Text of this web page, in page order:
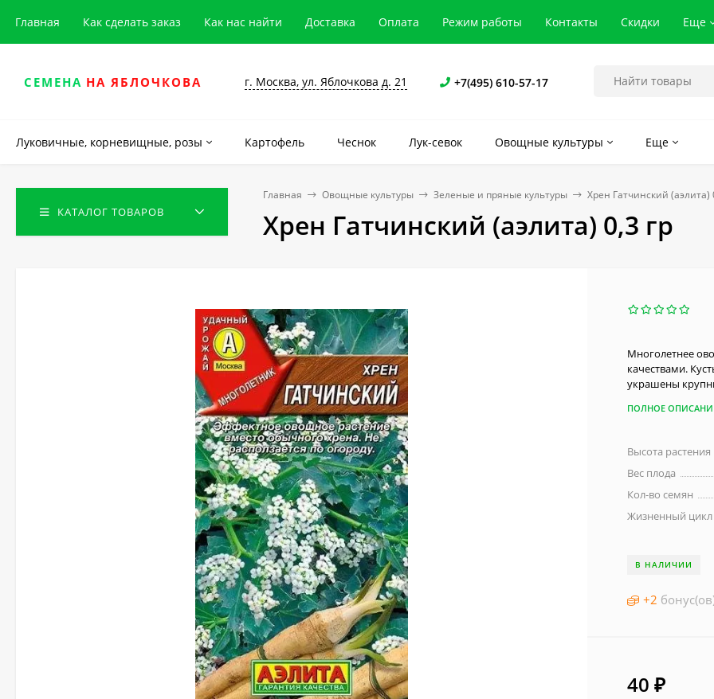
Главная Как сделать заказ Как нас найти Доставка Оплата Режим работы Контакты Скидки Еще
СЕМЕНА НА ЯБЛОЧКОВА г. Москва, ул. Яблочкова д. 21 +7(495) 610-57-17
Луковичные, корневищные, розы Картофель Чеснок Лук-севок Овощные культуры Еще
КАТАЛОГ ТОВАРОВ
Главная Овощные культуры Зеленые и пряные культуры Хрен Гатчинский (аэлита)
Хрен Гатчинский (аэлита) 0,3 гр
Многолетнее
качествами.
украшены
ПОЛНОЕ
Высота растения
Вес плода
Кол-во семян
Жизненный цикл
В НАЛИЧИИ
+2
40₽